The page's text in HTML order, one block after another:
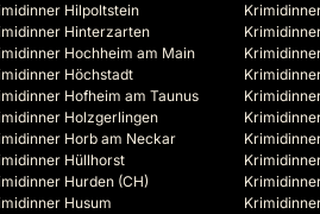
Hilpoltstein
Hinterzarten
Hochheim am Main
Höchstadt
Hofheim am Taunus
Holzgerlingen
Horb am Neckar
Hüllhorst
Hurden (CH)
Husum